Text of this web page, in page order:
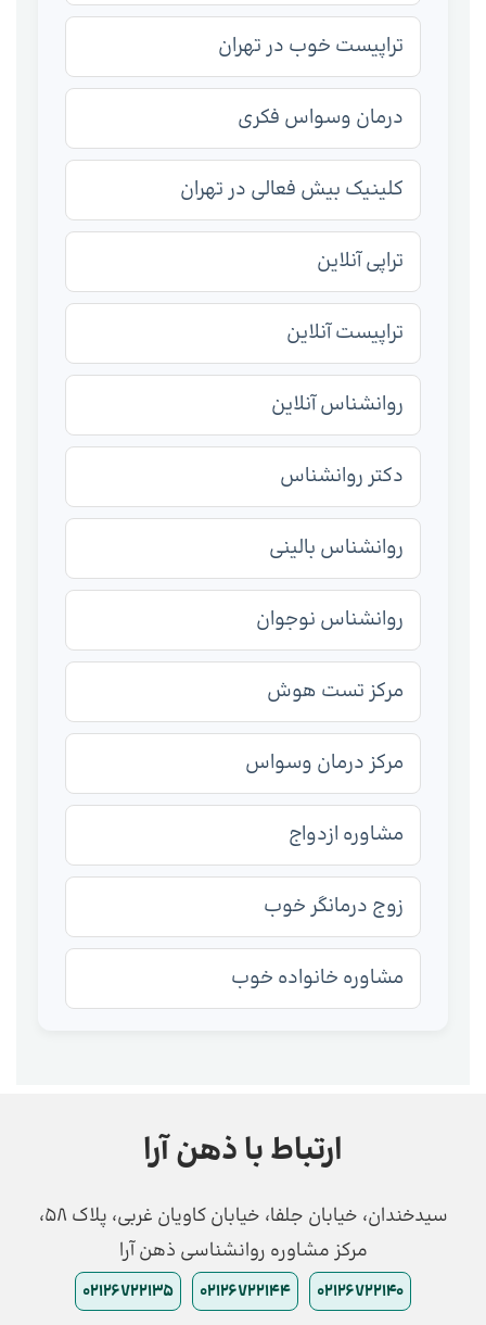
تراپیست خوب در تهران
درمان وسواس فکری
کلینیک بیش فعالی در تهران
تراپی آنلاین
تراپیست آنلاین
روانشناس آنلاین
دکتر روانشناس
روانشناس بالینی
روانشناس نوجوان
مرکز تست هوش
مرکز درمان وسواس
مشاوره ازدواج
زوج درمانگر خوب
مشاوره خانواده خوب
ارتباط با ذهن آرا
سیدخندان، خیابان جلفا، خیابان کاویان غربی، پلاک 58،
مرکز مشاوره روانشناسی ذهن آرا
02126722140
02126722144
02126722135